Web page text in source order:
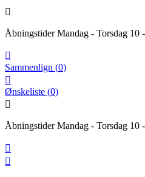

Åbningstider Mandag - Torsdag 10

Sammenlign (0)

Ønskeliste (0)

Åbningstider Mandag - Torsdag 10

